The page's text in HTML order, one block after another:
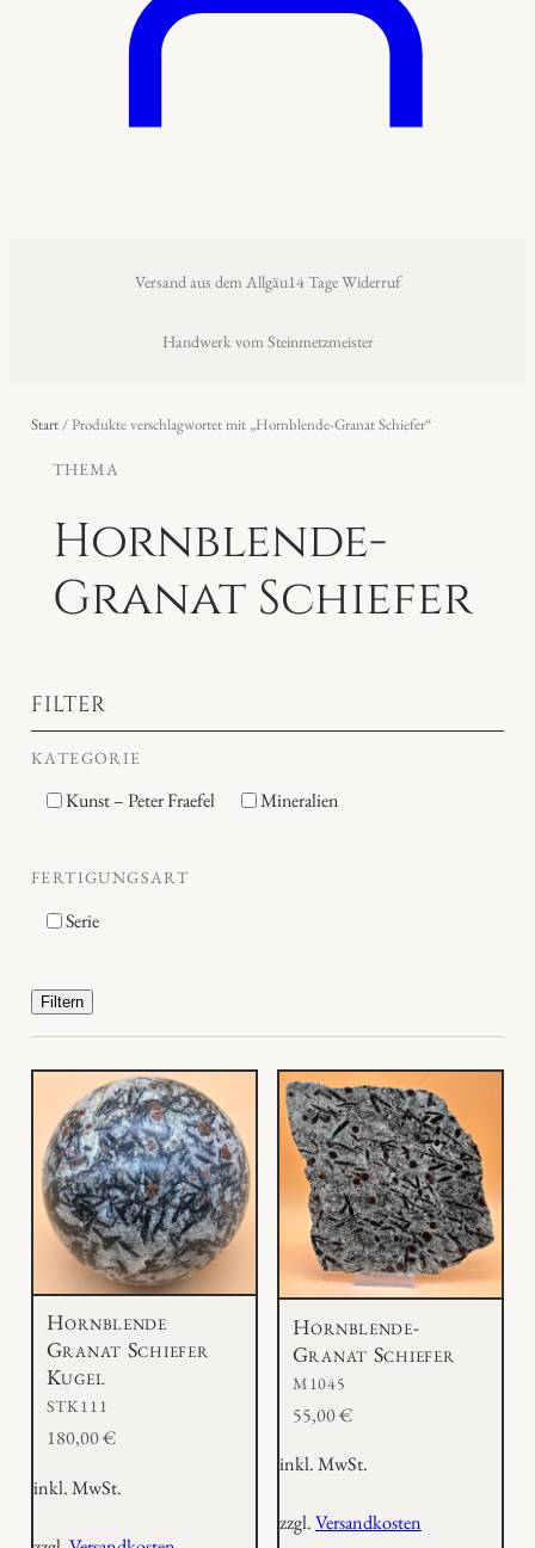
Versand aus dem Allgäu14 Tage Widerruf
Handwerk vom Steinmetzmeister
Start/ Produkte verschlagwortet mit „Hornblende-Granat Schiefer“
THEMA
Hornblende-
Granat Schiefer
FILTER
KATEGORIE
Kunst – Peter Fraefel Mineralien
FERTIGUNGSART
Serie
Filtern
Hornblende
Granat Schiefer
Kugel
STK111
180,00€
inkl. MwSt.
Hornblende-
Granat Schiefer
M1045
55,00€
inkl. MwSt.
zzgl.Versandkosten